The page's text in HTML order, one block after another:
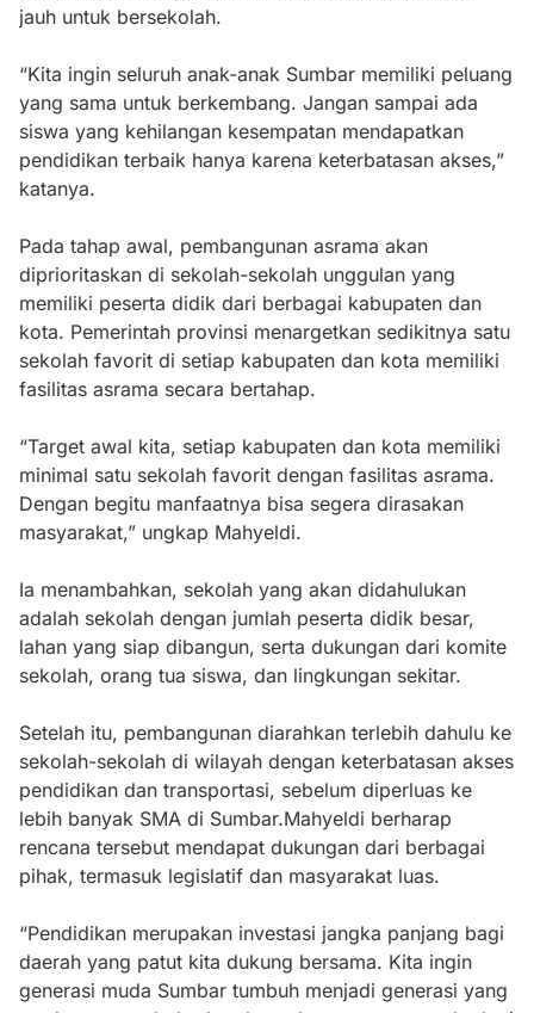
jauh untuk bersekolah.
“Kita ingin seluruh anak-anak Sumbar memiliki peluang
yang sama untuk berkembang. Jangan sampai ada
siswa yang kehilangan kesempatan mendapatkan
pendidikan terbaik hanya karena keterbatasan akses,”
katanya.
Pada tahap awal, pembangunan asrama akan
diprioritaskan di sekolah-sekolah unggulan yang
memiliki peserta didik dari berbagai kabupaten dan
kota. Pemerintah provinsi menargetkan sedikitnya satu
sekolah favorit di setiap kabupaten dan kota memiliki
fasilitas asrama secara bertahap.
“Target awal kita, setiap kabupaten dan kota memiliki
minimal satu sekolah favorit dengan fasilitas asrama.
Dengan begitu manfaatnya bisa segera dirasakan
masyarakat,” ungkap Mahyeldi.
Ia menambahkan, sekolah yang akan didahulukan
adalah sekolah dengan jumlah peserta didik besar,
lahan yang siap dibangun, serta dukungan dari komite
sekolah, orang tua siswa, dan lingkungan sekitar.
Setelah itu, pembangunan diarahkan terlebih dahulu ke
sekolah-sekolah di wilayah dengan keterbatasan akses
pendidikan dan transportasi, sebelum diperluas ke
lebih banyak SMA di Sumbar.Mahyeldi berharap
rencana tersebut mendapat dukungan dari berbagai
pihak, termasuk legislatif dan masyarakat luas.
“Pendidikan merupakan investasi jangka panjang bagi
daerah yang patut kita dukung bersama. Kita ingin
generasi muda Sumbar tumbuh menjadi generasi yang